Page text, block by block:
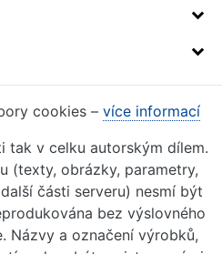
cookies – více informací
tak v celku autorským dílem.
(texty, obrázky, parametry,
části serveru) nesmí být
bez výslovného
Názvy a označení výrobků,